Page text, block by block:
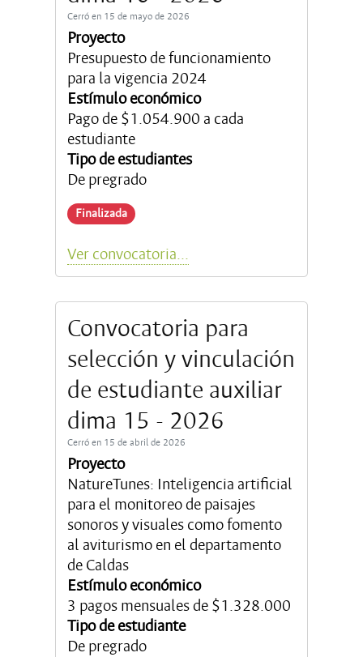
Cerró en 15 de mayo de 2026
Proyecto
Presupuesto de funcionamiento
para la vigencia 2024
Estímulo económico
Pago de $1.054.900 a cada
estudiante
Tipo de estudiantes
De pregrado
Finalizada
Ver convocatoria...
Convocatoria para
selección y vinculación
de estudiante auxiliar
dima 15 - 2026
Cerró en 15 de abril de 2026
Proyecto
NatureTunes: Inteligencia artificial
para el monitoreo de paisajes
sonoros y visuales como fomento
al aviturismo en el departamento
de Caldas
Estímulo económico
3 pagos mensuales de $1.328.000
Tipo de estudiante
De pregrado